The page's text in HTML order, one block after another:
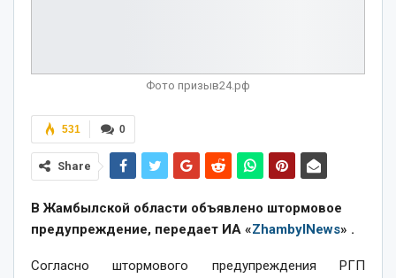
Фото призыв24.рф
0
531
Share
В Жамбылской области объявлено штормовое
предупреждение, передает ИА «ZhambylNews» .
Согласно штормового предупреждения РГП